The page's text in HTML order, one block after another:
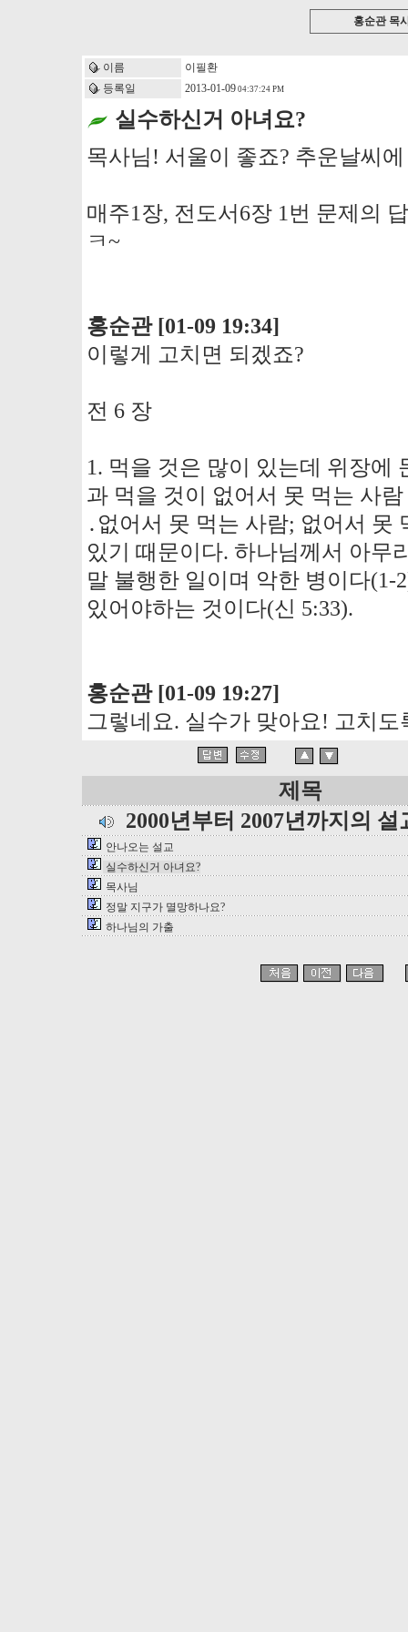
홍순관 목
이름
이필환
등록일
2013-01-09 04:37:24 PM
실수하신거 아녀요?
목사님! 서울이 좋죠? 추운날씨
매주1장, 전도서6장 1번 문제의
ㅋ~
홍순관 [01-09 19:34]
이렇게 고치면 되겠죠?
전 6 장
1. 먹을 것은 많이 있는데 위장에
과 먹을 것이 없어서 못 먹는 사
․없어서 못 먹는 사람; 없어서 못
있기 때문이다. 하나님께서 아무
말 불행한 일이며 악한 병이다
있어야하는 것이다(신 5:33).
홍순관 [01-09 19:27]
그렇네요. 실수가 맞아요! 고치도
제목
2000년부터 2007년까지의
안나오는 설교
실수하신거 아녀요?
목사님
정말 지구가 멸망하나요?
하나님의 가출